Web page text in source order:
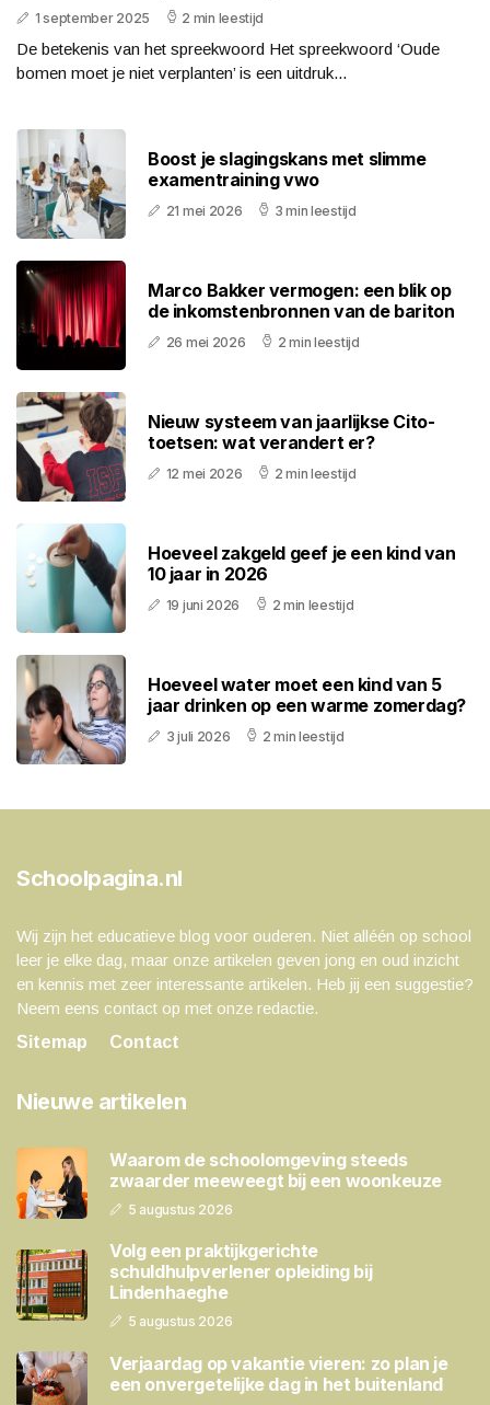
1 september 2025 2 min leestijd
De betekenis van het spreekwoord Het spreekwoord ‘Oude
bomen moet je niet verplanten’ is een uitdruk...
Boost je slagingskans met slimme
examentraining vwo
21 mei 2026 3 min leestijd
Marco Bakker vermogen: een blik op
de inkomstenbronnen van de bariton
26 mei 2026 2 min leestijd
Nieuw systeem van jaarlijkse Cito-
toetsen: wat verandert er?
12 mei 2026 2 min leestijd
Hoeveel zakgeld geef je een kind van
10 jaar in 2026
19 juni 2026 2 min leestijd
Hoeveel water moet een kind van 5
jaar drinken op een warme zomerdag?
3 juli 2026 2 min leestijd
Schoolpagina.nl
Wij zijn het educatieve blog voor ouderen. Niet alléén op school
leer je elke dag, maar onze artikelen geven jong en oud inzicht
en kennis met zeer interessante artikelen. Heb jij een suggestie?
Neem eens contact op met onze redactie.
Sitemap
Contact
Nieuwe artikelen
Waarom de schoolomgeving steeds
zwaarder meeweegt bij een woonkeuze
5 augustus 2026
Volg een praktijkgerichte
schuldhulpverlener opleiding bij
Lindenhaeghe
5 augustus 2026
Verjaardag op vakantie vieren: zo plan je
een onvergetelijke dag in het buitenland